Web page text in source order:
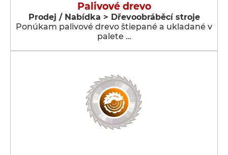
Palivové drevo
Prodej / Nabídka > Dřevoobráběcí stroje
Ponúkam palivové drevo štiepané a ukladané v
palete …